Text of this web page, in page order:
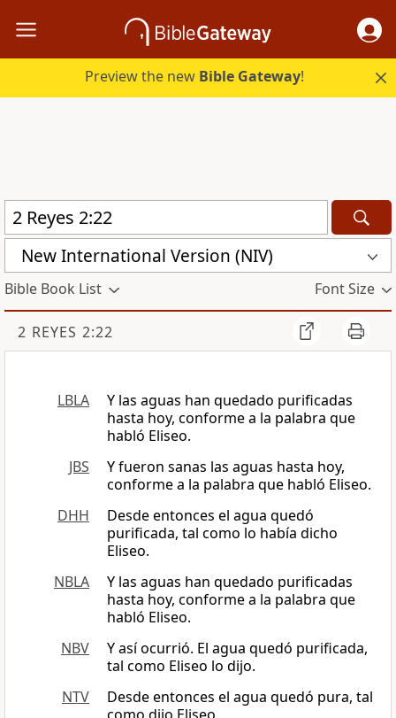
Preview the new Bible Gateway!
New International Version (NIV)
Bible Book List Font Size
2 REYES 2:22
LBLA
Y las aguas han quedado purificadas
hasta hoy, conforme a la palabra que
habló Eliseo.
JBS
Y fueron sanas las aguas hasta hoy,
conforme a la palabra que habló Eliseo.
DHH
Desde entonces el agua quedó
purificada, tal como lo había dicho
Eliseo.
NBLA
Y las aguas han quedado purificadas
hasta hoy, conforme a la palabra que
habló Eliseo.
NBV
Y así ocurrió. El agua quedó purificada,
tal como Eliseo lo dijo.
NTV
Desde entonces el agua quedó pura, tal